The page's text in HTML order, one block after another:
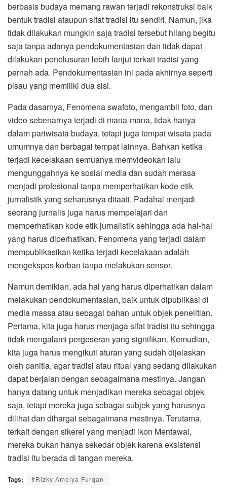
berbasis budaya memang rawan terjadi rekonstruksi baik
bentuk tradisi ataupun sifat tradisi itu sendiri. Namun, jika
tidak dilakukan mungkin saja tradisi tersebut hilang begitu
saja tanpa adanya pendokumentasian dan tidak dapat
dilakukan penelusuran lebih lanjut terkait tradisi yang
pernah ada. Pendokumentasian ini pada akhirnya seperti
pisau yang memiliki dua sisi.
Pada dasarnya, Fenomena swafoto, mengambil foto, dan
video sebenarnya terjadi di mana-mana, tidak hanya
dalam pariwisata budaya, tetapi juga tempat wisata pada
umumnya dan berbagai tempat lainnya. Bahkan ketika
terjadi kecelakaan semuanya memvideokan lalu
mengunggahnya ke sosial media dan sudah merasa
menjadi profesional tanpa memperhatikan kode etik
jurnalistik yang seharusnya ditaati. Padahal menjadi
seorang jurnalis juga harus mempelajari dan
memperhatikan kode etik jurnalistik sehingga ada hal-hal
yang harus diperhatikan. Fenomena yang terjadi dalam
mempublikasikan ketika terjadi kecelakaan adalah
mengekspos korban tanpa melakukan sensor.
Namun demikian, ada hal yang harus diperhatikan dalam
melakukan pendokumentasian, baik untuk dipublikasi di
media massa atau sebagai bahan untuk objek penelitian.
Pertama, kita juga harus menjaga sifat tradisi itu sehingga
tidak mengalami pergeseran yang signifikan. Kemudian,
kita juga harus mengikuti aturan yang sudah dijelaskan
oleh panitia, agar tradisi atau ritual yang sedang dilakukan
dapat berjalan dengan sebagaimana mestinya. Jangan
hanya datang untuk menjadikan mereka sebagai objek
saja, tetapi mereka juga sebagai subjek yang harusnya
dilihat dan dihargai sebagaimana mestinya. Terutama,
terkait dengan sikerei yang menjadi ikon Mentawai,
mereka bukan hanya sekedar objek karena eksistensi
tradisi itu berada di tangan mereka.
Tags: #Rizky Amelya Furqan